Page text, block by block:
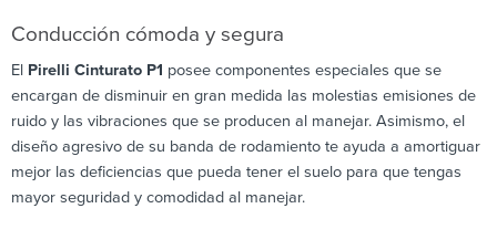
Conducción cómoda y segura
El Pirelli Cinturato P1 posee componentes especiales que se
encargan de disminuir en gran medida las molestias emisiones de
ruido y las vibraciones que se producen al manejar. Asimismo, el
diseño agresivo de su banda de rodamiento te ayuda a amortiguar
mejor las deficiencias que pueda tener el suelo para que tengas
mayor seguridad y comodidad al manejar.